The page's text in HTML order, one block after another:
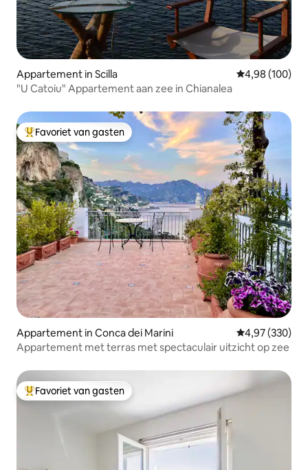
Appartement in Scilla Gemiddelde
4,98 (100)
"U Catoiu" Appartement aan zee in Chianalea
Topfavoriet van gasten
Favoriet van gasten
Appartement in Conca dei Marini Gemiddelde
4,97 (330)
Appartement met terras met spectaculair uitzicht op zee
Topfavoriet van gasten
Favoriet van gasten